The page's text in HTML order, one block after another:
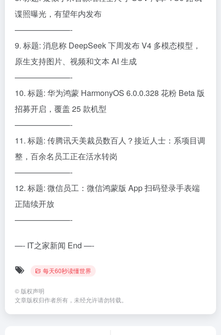
谍照曝光，有望年内发布
———————-
9. 标题: 消息称 DeepSeek 下周发布 V4 多模态模型，
原生支持图片、视频和文本 AI 生成
———————-
10. 标题: 华为鸿蒙 HarmonyOS 6.0.0.328 花粉 Beta 版
招募开启，覆盖 25 款机型
———————-
11. 标题: 传腾讯天美裁员数百人？接近人士：系项目调
整，百余名员工正在活水转岗
———————-
12. 标题: 微信员工：微信鸿蒙版 App 扫码登录手表端
正陆续开放
———————-
—- IT之家新闻 End —-
每天60秒读懂世界
© 版权声明
文章版权归作者所有，未经允许请勿转载。